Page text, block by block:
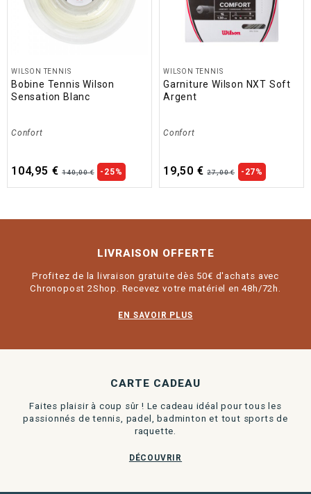
WILSON TENNIS
Bobine Tennis Wilson
Sensation Blanc
Confort
104,95 € 140,00 € -25%
WILSON TENNIS
Garniture Wilson NXT Soft
Argent
Confort
19,50 € 27,00 € -27%
LIVRAISON OFFERTE
Profitez de la livraison gratuite dès 50€ d'achats avec
Chronopost 2Shop. Recevez votre matériel en 48h/72h.
EN SAVOIR PLUS
CARTE CADEAU
Faites plaisir à coup sûr ! Le cadeau idéal pour tous les
passionnés de tennis, padel, badminton et tout sports de
raquette.
DÉCOUVRIR